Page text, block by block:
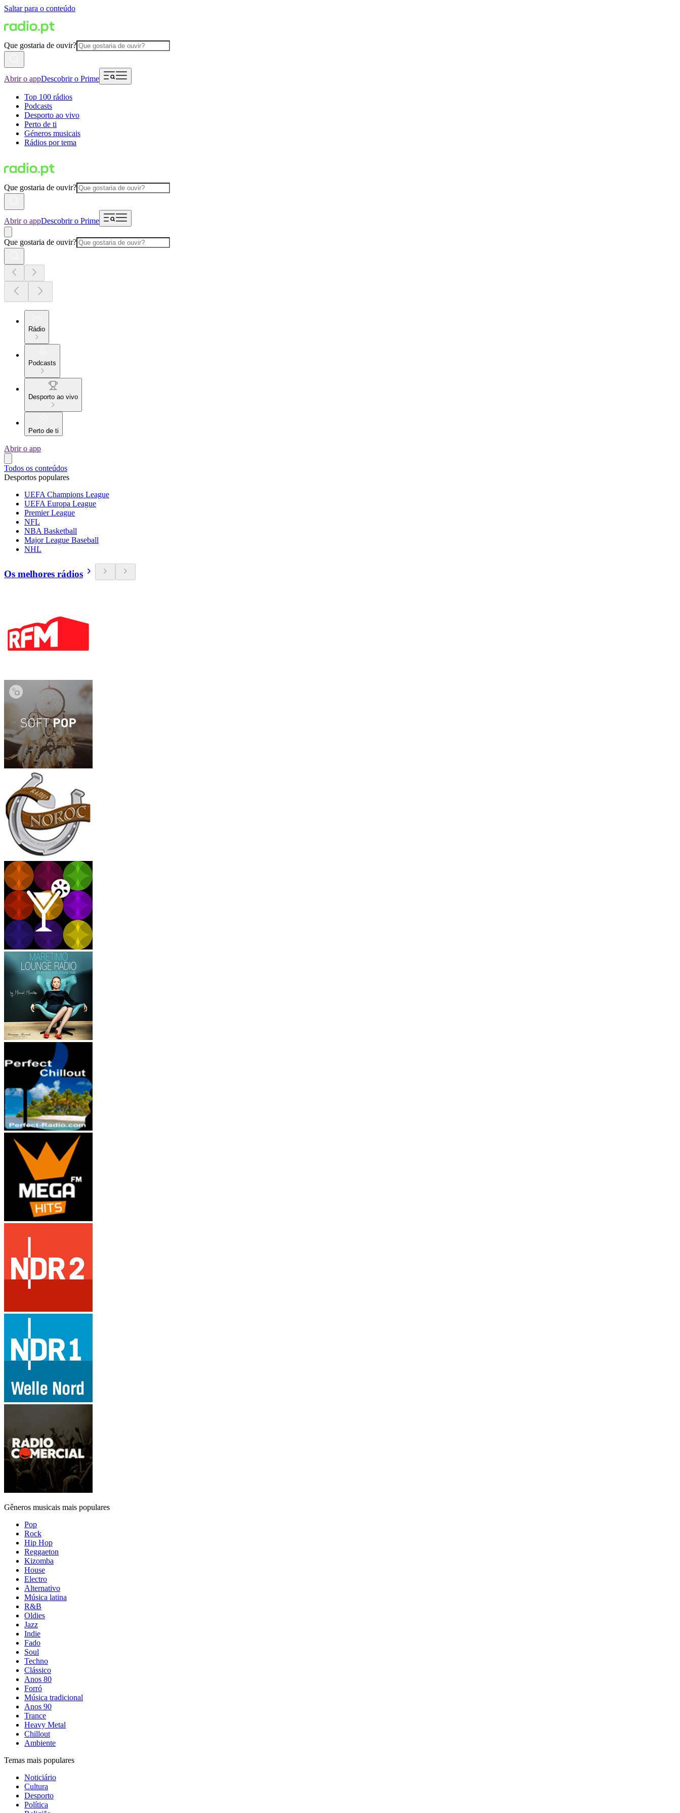
Saltar para o conteúdo
Que gostaria de ouvir?
Abrir o appDescobrir o Prime
Top 100 rádios
Podcasts
Desporto ao vivo
Perto de ti
Géneros musicais
Rádios por tema
Que gostaria de ouvir?
Abrir o appDescobrir o Prime
Que gostaria de ouvir?
Rádio
Podcasts
Desporto ao vivo
Perto de ti
Abrir o app
Todos os conteúdos
Desportos populares
UEFA Champions League
UEFA Europa League
Premier League
NFL
NBA Basketball
Major League Baseball
NHL
Os melhores rádios
Gêneros musicais mais populares
Pop
Rock
Hip Hop
Reggaeton
Kizomba
House
Electro
Alternativo
Música latina
R&B
Oldies
Jazz
Indie
Fado
Soul
Techno
Clássico
Anos 80
Forró
Música tradicional
Anos 90
Trance
Heavy Metal
Chillout
Ambiente
Temas mais populares
Noticiário
Cultura
Desporto
Política